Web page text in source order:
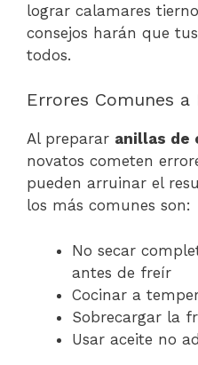
lograr calamares
consejos harán que
todos.
Errores Comunes a
Al preparar anillas de
novatos cometen
pueden arruinar el
los más comunes son:
No secar
antes de freír
Cocinar a
Sobrecargar la
Usar aceite no